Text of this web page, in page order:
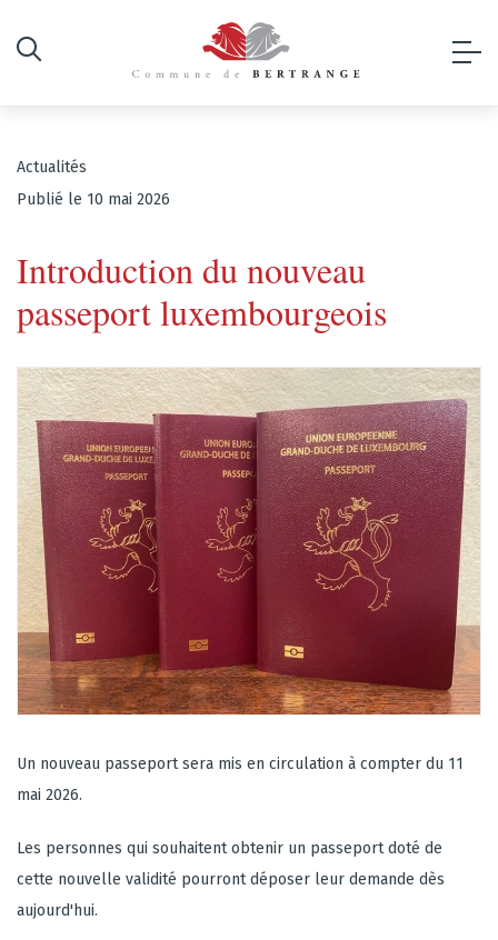
Actualités
Publié le 10 mai 2026
Introduction du nouveau
passeport luxembourgeois
Un nouveau passeport sera mis en circulation à compter du 11
mai 2026.
Les personnes qui souhaitent obtenir un passeport doté de
cette nouvelle validité pourront déposer leur demande dès
aujourd'hui.